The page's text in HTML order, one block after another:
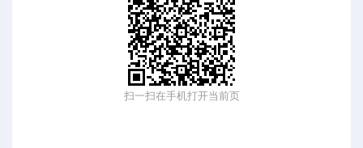
扫一扫在手机打开当前页